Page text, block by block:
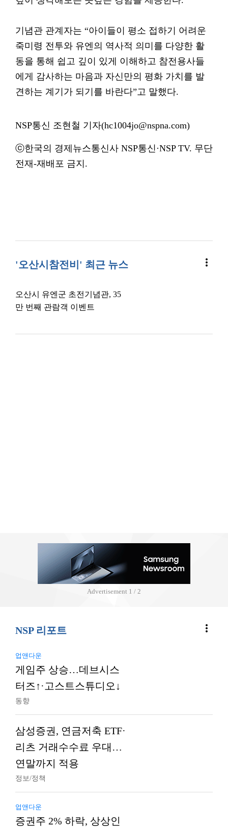
기념관 관계자는 “아이들이 평소 접하기 어려운
죽미령 전투와 유엔의 역사적 의미를 다양한 활
동을 통해 쉽고 깊이 있게 이해하고 참전용사들
에게 감사하는 마음과 자신만의 평화 가치를 발
견하는 계기가 되기를 바란다”고 말했다.
NSP통신 조현철 기자(hc1004jo@nspna.com)
ⓒ한국의 경제뉴스통신사 NSP통신·NSP TV. 무단
전재-재배포 금지.
'오산시참전비' 최근 뉴스 more_vert
오산시 유엔군 초전기념관, 35
만 번째 관람객 이벤트
Advertisement 2 / 2
NSP 리포트 more_vert
업앤다운
게임주 상승…데브시스
터즈↑·고스트스튜디오↓
동향
삼성증권, 연금저축 ETF·
리츠 거래수수료 우대…
연말까지 적용
정보/정책
업앤다운
증권주 2% 하락, 상상인